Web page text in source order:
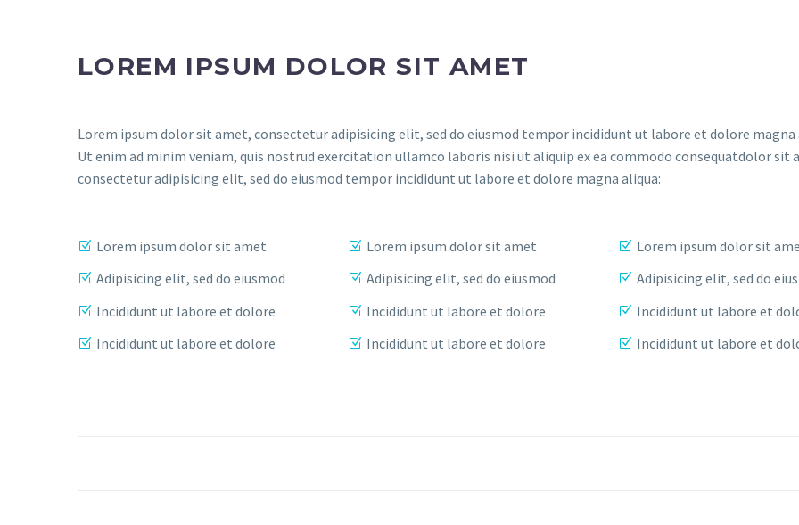
LOREM IPSUM DOLOR SIT AMET
Lorem ipsum dolor sit amet, consectetur adipisicing elit, sed do eiusmod tempor incididunt ut labore et dolore magna
Ut enim ad minim veniam, quis nostrud exercitation ullamco laboris nisi ut aliquip ex ea commodo consequatdolor sit
consectetur adipisicing elit, sed do eiusmod tempor incididunt ut labore et dolore magna aliqua:
Lorem ipsum dolor sit amet
Adipisicing elit, sed do eiusmod
Incididunt ut labore et dolore
Incididunt ut labore et dolore
Lorem ipsum dolor sit amet
Adipisicing elit, sed do eiusmod
Incididunt ut labore et dolore
Incididunt ut labore et dolore
Lorem ipsum dolor sit
Adipisicing elit, sed do
Incididunt ut labore et
Incididunt ut labore et